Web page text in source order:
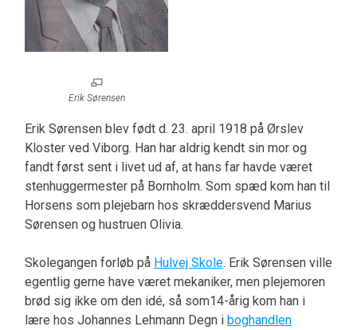
Erik Sørensen
Erik Sørensen blev født d. 23. april 1918 på Ørslev
Kloster ved Viborg. Han har aldrig kendt sin mor og
fandt først sent i livet ud af, at hans far havde været
stenhuggermester på Bornholm. Som spæd kom han til
Horsens som plejebarn hos skræddersvend Marius
Sørensen og hustruen Olivia.
Skolegangen forløb på Hulvej Skole. Erik Sørensen ville
egentlig gerne have været mekaniker, men plejemoren
brød sig ikke om den idé, så som14-årig kom han i
lære hos Johannes Lehmann Degn i boghandlen